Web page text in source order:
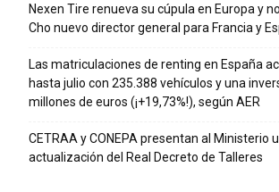
Nexen Tire renueva su cúpula en Europa y
Cho nuevo director general para Francia y
Las matriculaciones de renting en España
hasta julio con 235.388 vehículos y una
millones de euros (¡+19,73%!), según AER
CETRAA y CONEPA presentan al Ministerio
actualización del Real Decreto de Talleres